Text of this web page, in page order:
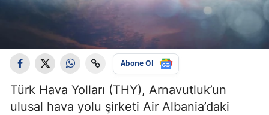
Abone Ol
Türk Hava Yolları (THY), Arnavutluk’un
ulusal hava yolu şirketi Air Albania’daki